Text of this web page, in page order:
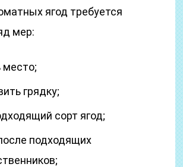
ягод требуется
мер:
место;
грядку;
сорт ягод;
подходящих